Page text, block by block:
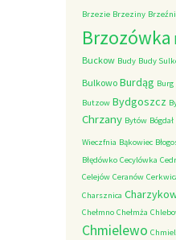
Brzezie Brzeziny
Brzozówka
Buckow Budy Budy
Bulkowo Burdąg Burg
Butzow Bydgoszcz
Chrzany Bytów Bógdał
Wieczfnia Bąkowiec
Błędówko Cecylówka
Celejów Ceranów
Charsznica
Chełmno Chełmża
Chmielewo